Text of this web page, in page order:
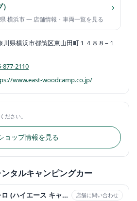
横浜市 — 店舗情報・車両一覧を見る
›
川県横浜市都筑区東山田町１４８８−１
877-2110
www.east-woodcamp.co.jp/
ださい。
ョップ情報を見る
タルキャンピングカー
ボレロ (ハイエース キャブコン・2WD) 店舗に問い合わせ